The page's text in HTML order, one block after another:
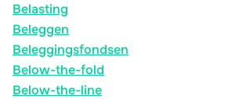
Belasting
Beleggen
Beleggingsfondsen
Below-the-fold
Below-the-line